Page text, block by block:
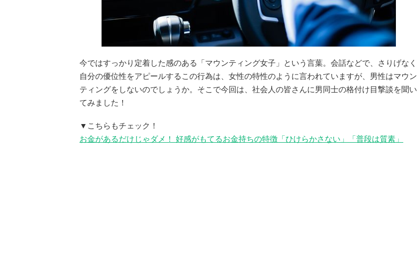
今ではすっかり定着した感のある「マウンティング女子」という言葉。会話などで、さりげなく
自分の優位性をアピールするこの行為は、女性の特性のように言われていますが、男性はマウン
ティングをしないのでしょうか。そこで今回は、社会人の皆さんに男同士の格付け目撃談を聞い
てみました！
▼こちらもチェック！
お金があるだけじゃダメ！ 好感がもてるお金持ちの特徴「ひけらかさない」「普段は質素」